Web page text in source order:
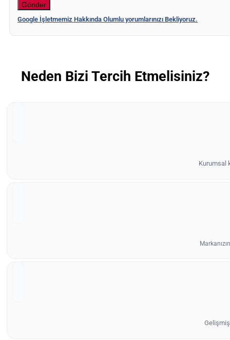
Google İşletmemiz Hakkında Olumlu yorumlarınızı Bekliyoruz.
Neden Bizi Tercih Etmelisiniz?
Kurumsal
Gelişmiş